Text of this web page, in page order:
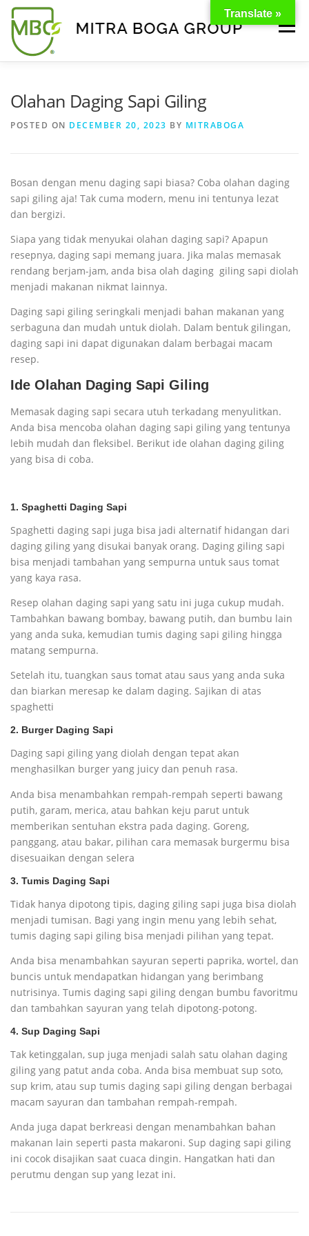
Menu
Olahan Daging Sapi Giling
POSTED ON DECEMBER 20, 2023 BY MITRABOGA
Bosan dengan menu daging sapi biasa? Coba olahan daging
sapi giling aja! Tak cuma modern, menu ini tentunya lezat
dan bergizi.
Siapa yang tidak menyukai olahan daging sapi? Apapun
resepnya, daging sapi memang juara. Jika malas memasak
rendang berjam-jam, anda bisa olah daging giling sapi diolah
menjadi makanan nikmat lainnya.
Daging sapi giling seringkali menjadi bahan makanan yang
serbaguna dan mudah untuk diolah. Dalam bentuk gilingan,
daging sapi ini dapat digunakan dalam berbagai macam
resep.
Ide Olahan Daging Sapi Giling
Memasak daging sapi secara utuh terkadang menyulitkan.
Anda bisa mencoba olahan daging sapi giling yang tentunya
lebih mudah dan fleksibel. Berikut ide olahan daging giling
yang bisa di coba.
1. Spaghetti Daging Sapi
Spaghetti daging sapi juga bisa jadi alternatif hidangan dari
daging giling yang disukai banyak orang. Daging giling sapi
bisa menjadi tambahan yang sempurna untuk saus tomat
yang kaya rasa.
Resep olahan daging sapi yang satu ini juga cukup mudah.
Tambahkan bawang bombay, bawang putih, dan bumbu lain
yang anda suka, kemudian tumis daging sapi giling hingga
matang sempurna.
Setelah itu, tuangkan saus tomat atau saus yang anda suka
dan biarkan meresap ke dalam daging. Sajikan di atas
spaghetti
2. Burger Daging Sapi
Daging sapi giling yang diolah dengan tepat akan
menghasilkan burger yang juicy dan penuh rasa.
Anda bisa menambahkan rempah-rempah seperti bawang
putih, garam, merica, atau bahkan keju parut untuk
memberikan sentuhan ekstra pada daging. Goreng,
panggang, atau bakar, pilihan cara memasak burgermu bisa
disesuaikan dengan selera
3. Tumis Daging Sapi
Tidak hanya dipotong tipis, daging giling sapi juga bisa diolah
menjadi tumisan. Bagi yang ingin menu yang lebih sehat,
tumis daging sapi giling bisa menjadi pilihan yang tepat.
Anda bisa menambahkan sayuran seperti paprika, wortel, dan
buncis untuk mendapatkan hidangan yang berimbang
nutrisinya. Tumis daging sapi giling dengan bumbu favoritmu
dan tambahkan sayuran yang telah dipotong-potong.
4. Sup Daging Sapi
Tak ketinggalan, sup juga menjadi salah satu olahan daging
giling yang patut anda coba. Anda bisa membuat sup soto,
sup krim, atau sup tumis daging sapi giling dengan berbagai
macam sayuran dan tambahan rempah-rempah.
Anda juga dapat berkreasi dengan menambahkan bahan
makanan lain seperti pasta makaroni. Sup daging sapi giling
ini cocok disajikan saat cuaca dingin. Hangatkan hati dan
perutmu dengan sup yang lezat ini.
Translate »